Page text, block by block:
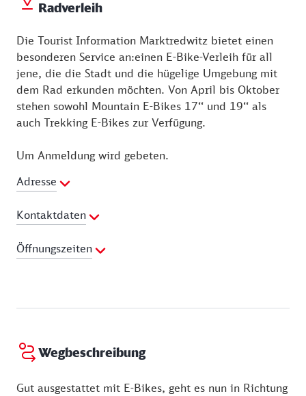
Radverleih
Die Tourist Information Marktredwitz bietet einen
besonderen Service an:einen E-Bike-Verleih für all
jene, die die Stadt und die hügelige Umgebung mit
dem Rad erkunden möchten. Von April bis Oktober
stehen sowohl Mountain E-Bikes 17‘‘ und 19‘‘ als
auch Trekking E-Bikes zur Verfügung.
Um Anmeldung wird gebeten.
Adresse
Kontaktdaten
Telefon:09231 501128
Webseite:http://www.marktredwitz.de/freizeit-und-
Öffnungszeiten
Mittwoch:10:00 - 13:00 Uhr
Freitag:
Samstag:09:30 - 12:00 Uhr
Wegbeschreibung
Gut ausgestattet mit E-Bikes, geht es nun in Richtung